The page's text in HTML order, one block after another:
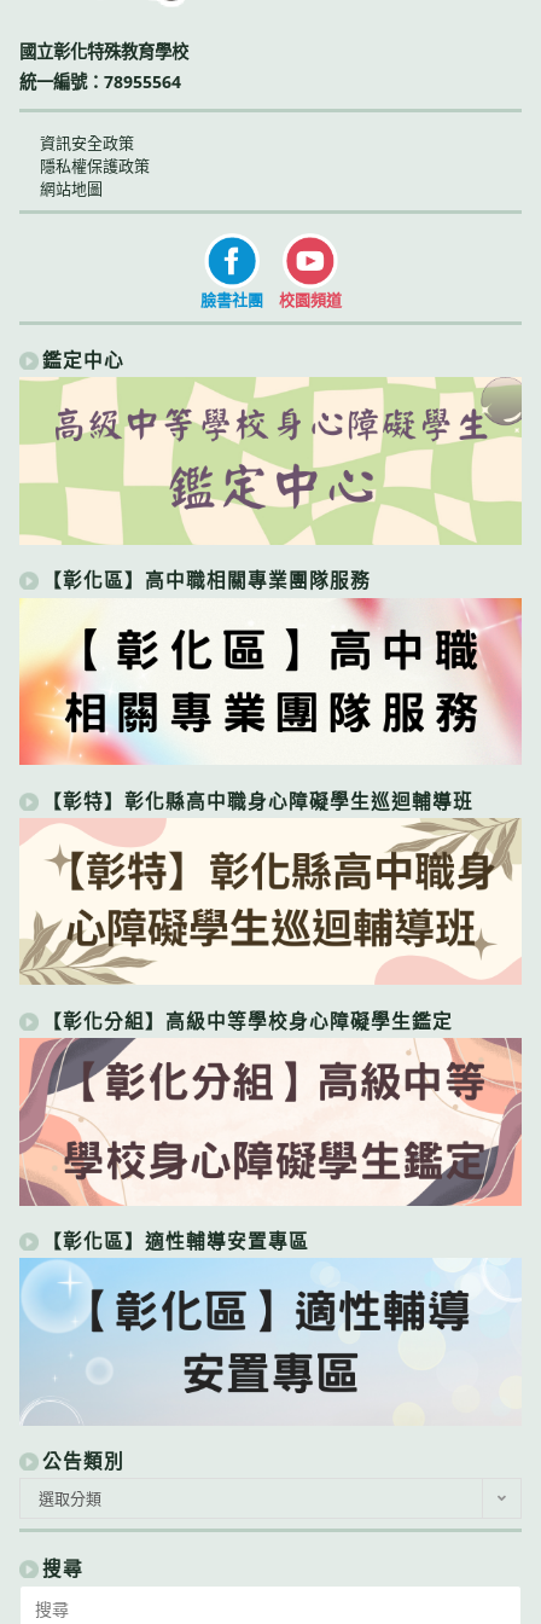
國立彰化特殊教育學校
統一編號：78955564
資訊安全政策
隱私權保護政策
網站地圖
臉書社團 校園頻道
鑑定中心
【彰化區】高中職相關專業團隊服務
【彰特】彰化縣高中職身心障礙學生巡迴輔導班
【彰化分組】高級中等學校身心障礙學生鑑定
【彰化區】適性輔導安置專區
公告類別
類
別
選取分類
搜尋
for: